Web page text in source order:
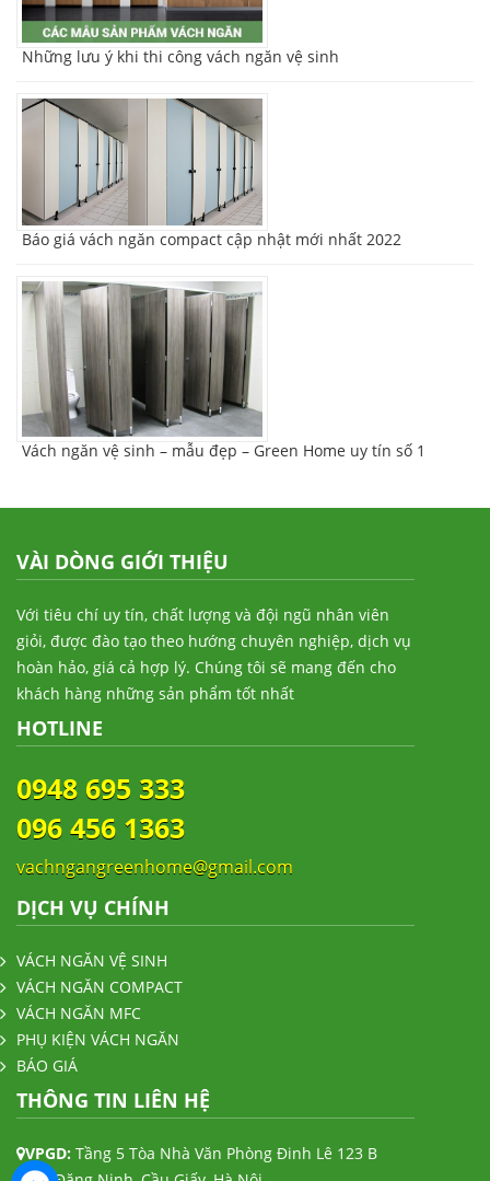
Những lưu ý khi thi công vách ngăn vệ sinh
Báo giá vách ngăn compact cập nhật mới nhất 2022
Vách ngăn vệ sinh – mẫu đẹp – Green Home uy tín số 1
VÀI DÒNG GIỚI THIỆU
Với tiêu chí uy tín, chất lượng và đội ngũ nhân viên
giỏi, được đào tạo theo hướng chuyên nghiệp, dịch vụ
hoàn hảo, giá cả hợp lý. Chúng tôi sẽ mang đến cho
khách hàng những sản phẩm tốt nhất
HOTLINE
0948 695 333
096 456 1363
vachngangreenhome@gmail.com
DỊCH VỤ CHÍNH
VÁCH NGĂN VỆ SINH
VÁCH NGĂN COMPACT
VÁCH NGĂN MFC
PHỤ KIỆN VÁCH NGĂN
BÁO GIÁ
THÔNG TIN LIÊN HỆ
VPGD: Tầng 5 Tòa Nhà Văn Phòng Đinh Lê 123 B